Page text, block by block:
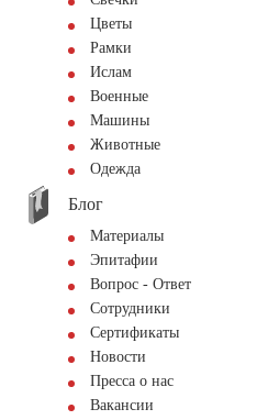
Цветы
Рамки
Ислам
Военные
Машины
Животные
Одежда
Блог
Материалы
Эпитафии
Вопрос - Ответ
Сотрудники
Сертификаты
Новости
Пресса о нас
Вакансии